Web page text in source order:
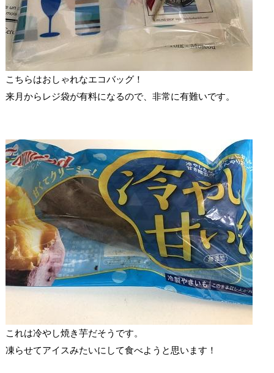
こちらはおしゃれなエコバッグ！
来月からレジ袋が有料になるので、非常に有難いです。
これは冷やし焼き芋だそうです。
凍らせてアイスみたいにして食べようと思います！